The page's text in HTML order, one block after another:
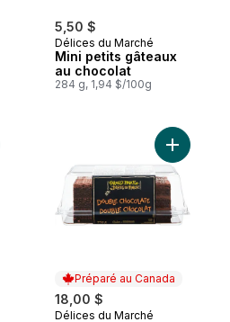
5,50 $
Délices du Marché
Mini petits gâteaux
au chocolat
284 g, 1,94 $/100g
Ballons en latex d'un quart de
Préparé au Canada
18,00 $
Délices du Marché
Ajouter